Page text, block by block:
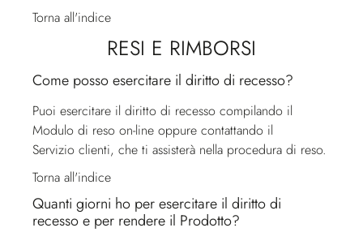
Torna all'indice
RESI E RIMBORSI
Come posso esercitare il diritto di recesso?
Puoi esercitare il diritto di recesso compilando il
Modulo di reso on-line oppure contattando il
Servizio clienti, che ti assisterà nella procedura di reso.
Torna all'indice
Quanti giorni ho per esercitare il diritto di
recesso e per rendere il Prodotto?